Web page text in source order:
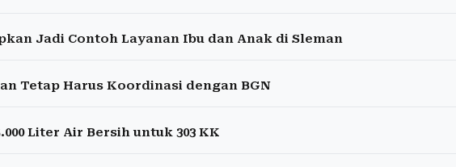
Jadi Contoh Layanan Ibu dan Anak di Sleman
Tetap Harus Koordinasi dengan BGN
Liter Air Bersih untuk 303 KK